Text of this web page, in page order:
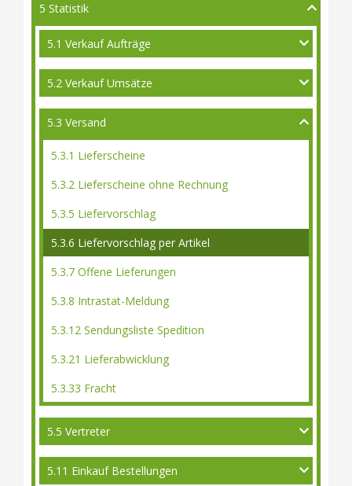
5 Statistik
5.1 Verkauf Aufträge
5.2 Verkauf Umsätze
5.3 Versand
5.3.1 Lieferscheine
5.3.2 Lieferscheine ohne Rechnung
5.3.5 Liefervorschlag
5.3.6 Liefervorschlag per Artikel
5.3.7 Offene Lieferungen
5.3.8 Intrastat-Meldung
5.3.12 Sendungsliste Spedition
5.3.21 Lieferabwicklung
5.3.33 Fracht
5.5 Vertreter
5.11 Einkauf Bestellungen